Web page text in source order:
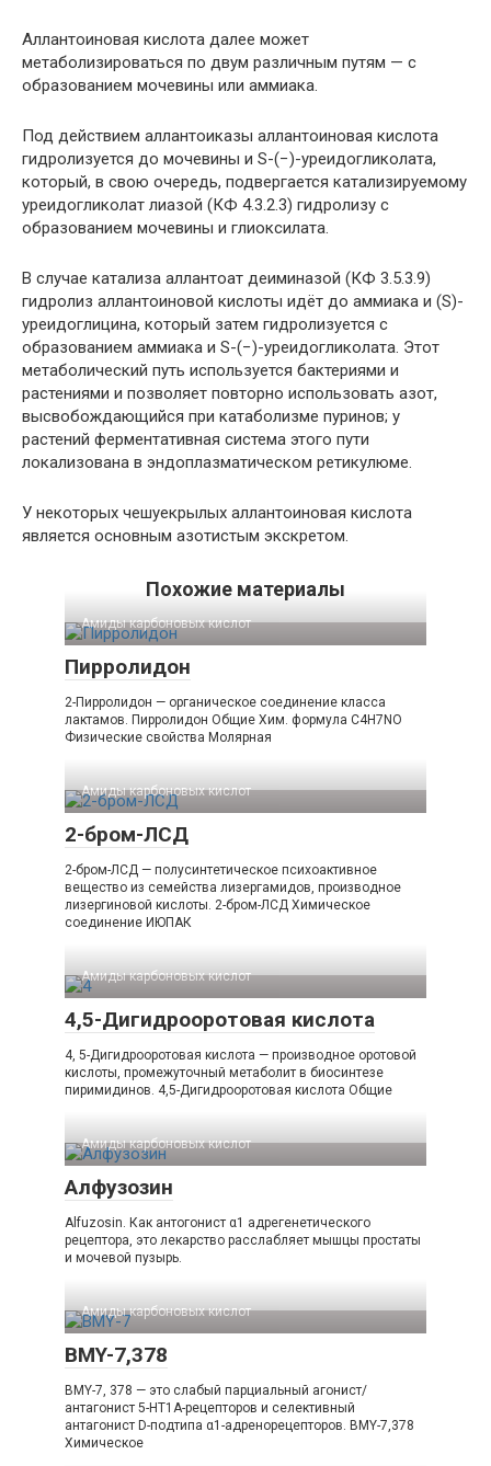
Аллантоиновая кислота далее может
метаболизироваться по двум различным путям — с
образованием мочевины или аммиака.
Под действием аллантоиказы аллантоиновая кислота
гидролизуется до мочевины и S-(−)-уреидогликолата,
который, в свою очередь, подвергается катализируемому
уреидогликолат лиазой (КФ 4.3.2.3) гидролизу с
образованием мочевины и глиоксилата.
В случае катализа аллантоат деиминазой (КФ 3.5.3.9)
гидролиз аллантоиновой кислоты идёт до аммиака и (S)-
уреидоглицина, который затем гидролизуется с
образованием аммиака и S-(−)-уреидогликолата. Этот
метаболический путь используется бактериями и
растениями и позволяет повторно использовать азот,
высвобождающийся при катаболизме пуринов; у
растений ферментативная система этого пути
локализована в эндоплазматическом ретикулюме.
У некоторых чешуекрылых аллантоиновая кислота
является основным азотистым экскретом.
Похожие материалы
Амиды карбоновых кислот‎
Пирролидон
2-Пирролидон — органическое соединение класса
лактамов. Пирролидон Общие Хим. формула C4H7NO
Физические свойства Молярная
Амиды карбоновых кислот‎
2-бром-ЛСД
2-бром-ЛСД — полусинтетическое психоактивное
вещество из семейства лизергамидов, производное
лизергиновой кислоты. 2-бром-ЛСД Химическое
соединение ИЮПАК
Амиды карбоновых кислот‎
4,5-Дигидрооротовая кислота
4, 5-Дигидрооротовая кислота — производное оротовой
кислоты, промежуточный метаболит в биосинтезе
пиримидинов. 4,5-​Дигидрооротовая кислота Общие
Амиды карбоновых кислот‎
Алфузозин
Alfuzosin. Как антогонист α1 адрегенетического
рецептора, это лекарство расслабляет мышцы простаты
и мочевой пузырь.
Амиды карбоновых кислот‎
BMY-7,378
BMY-7, 378 — это слабый парциальный агонист/
антагонист 5-HT1A-рецепторов и селективный
антагонист D-подтипа α1-адренорецепторов. BMY-7,378
Химическое